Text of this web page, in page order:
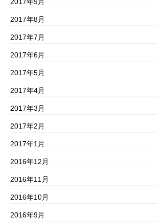
2017年8月
2017年7月
2017年6月
2017年5月
2017年4月
2017年3月
2017年2月
2017年1月
2016年12月
2016年11月
2016年10月
2016年9月